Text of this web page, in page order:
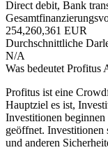
Direct debit, Bank
254,260,361 EUR
Durchschnittliche
N/A
Was bedeutet Profitus
Profitus ist eine
Hauptziel es ist,
Investitionen
geöffnet.
und anderen